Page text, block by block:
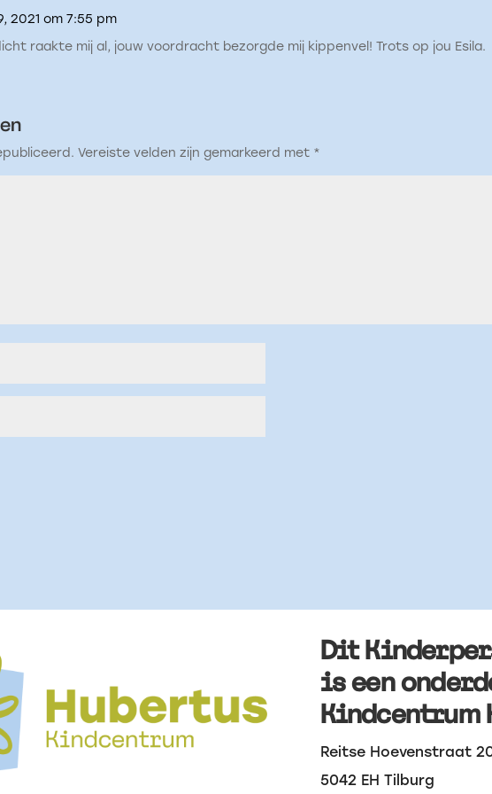
2021 om 7:55 pm
raakte mij al, jouw voordracht bezorgde mij kippenvel! Trots op jou Esila.
Vereiste velden zijn gemarkeerd met *
Dit
is een
Kindcentrum
Reitse Hoevenstraat
5042 EH Tilburg